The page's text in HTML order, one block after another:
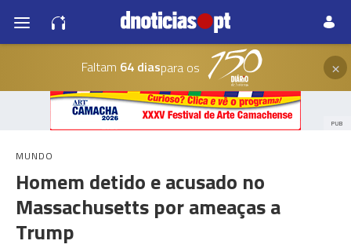
Faltam 64 diaspara os ×
PUB
MUNDO
Homem detido e acusado no
Massachusetts por ameaças a
Trump